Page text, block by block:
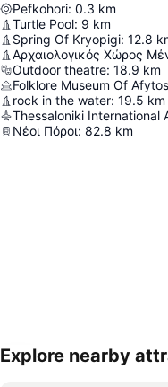
Pefkohori: 0.3 km
Turtle Pool: 9 km
Spring Of Kryopigi: 12.8
Αρχαιολογικός Χώρος
Outdoor theatre: 18.9 km
Folklore Museum Of Afytos
rock in the water: 19.5 km
Thessaloniki International
Νέοι Πόροι: 82.8 km
Explore nearby